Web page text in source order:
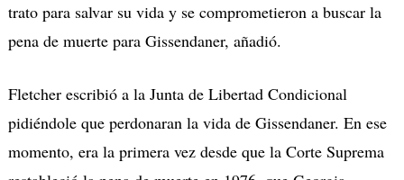
trato para salvar su vida y se comprometieron a buscar la
pena de muerte para Gissendaner, añadió.
Fletcher escribió a la Junta de Libertad Condicional
pidiéndole que perdonaran la vida de Gissendaner. En ese
momento, era la primera vez desde que la Corte Suprema